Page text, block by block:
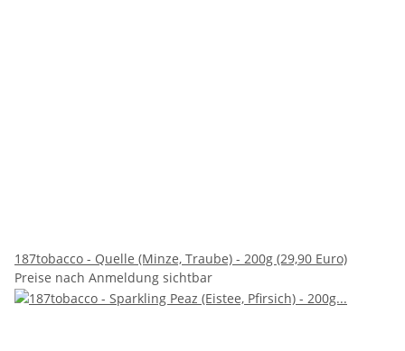
187tobacco - Quelle (Minze, Traube) - 200g (29,90 Euro)
Preise nach Anmeldung sichtbar